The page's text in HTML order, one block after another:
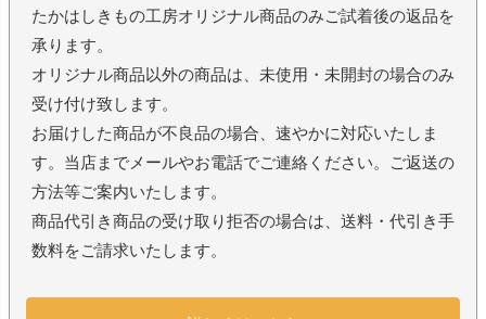
たかはしきもの工房オリジナル商品のみご試着後の返品を
承ります。
オリジナル商品以外の商品は、未使用・未開封の場合のみ
受け付け致します。
お届けした商品が不良品の場合、速やかに対応いたしま
す。当店までメールやお電話でご連絡ください。ご返送の
方法等ご案内いたします。
商品代引き商品の受け取り拒否の場合は、送料・代引き手
数料をご請求いたします。